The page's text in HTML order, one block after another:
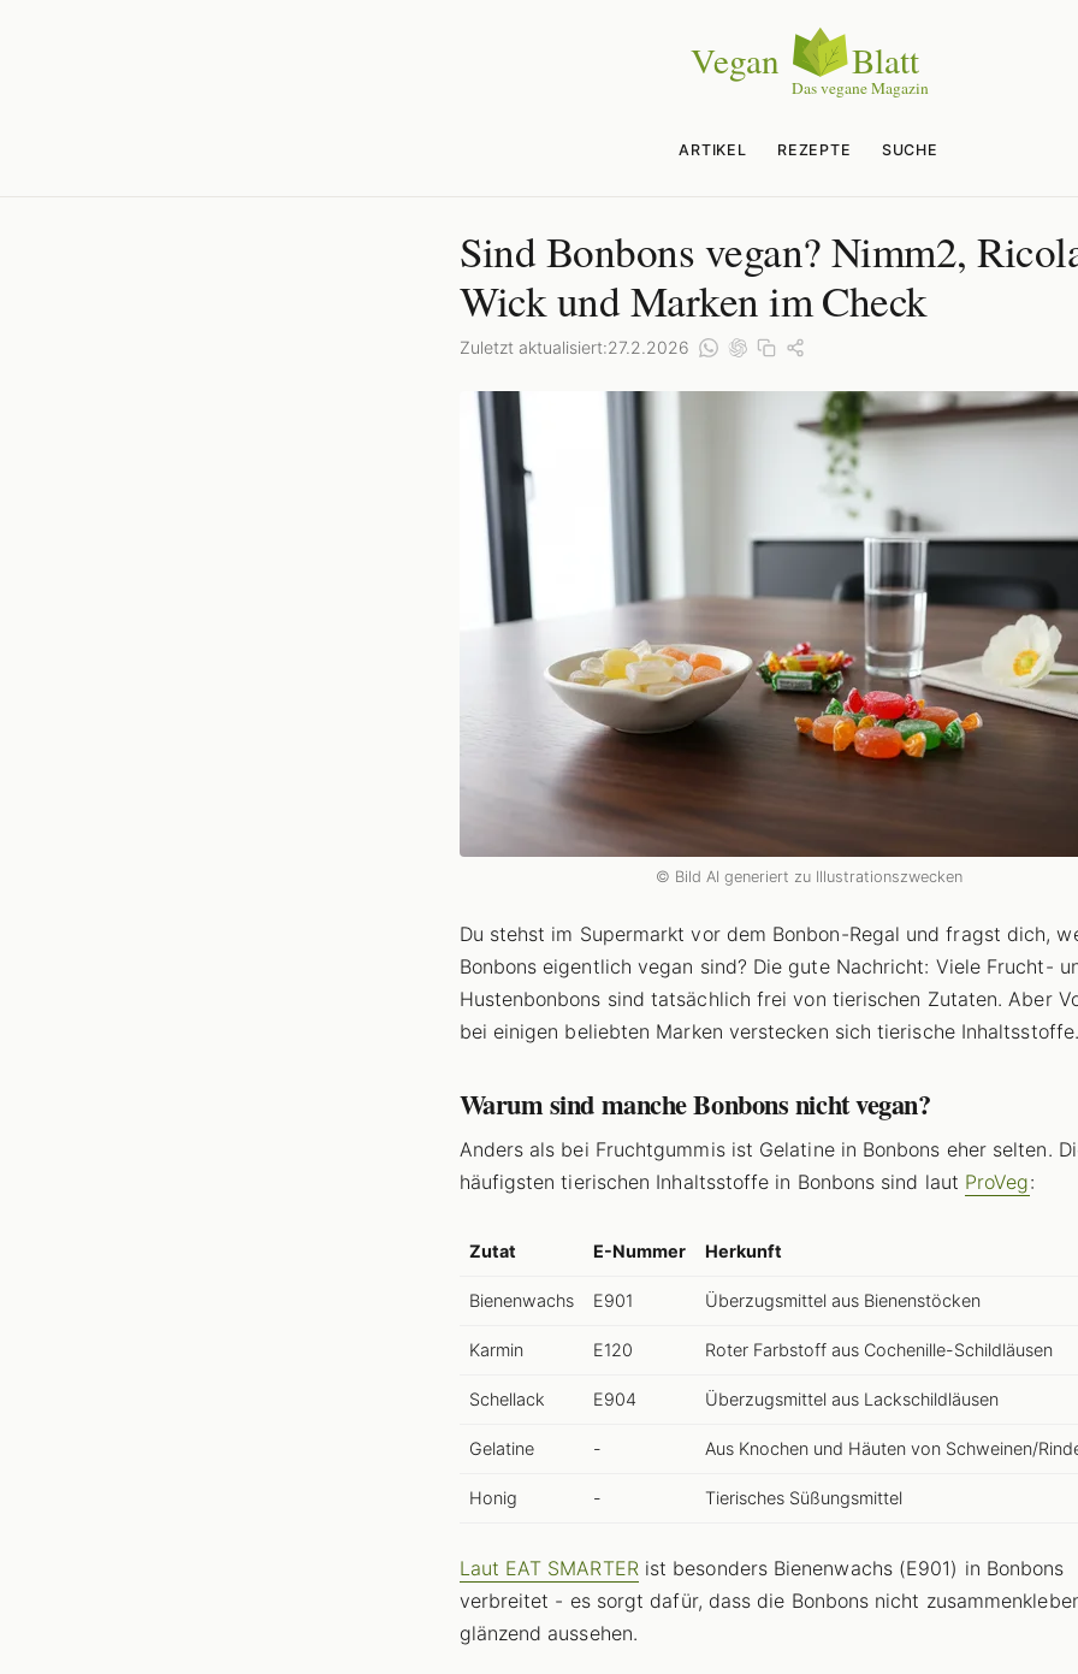
ARTIKEL REZEPTE SUCHE
Sind Bonbons vegan? Nimm2,
Wick und Marken im Check
Zuletzt aktualisiert:27.2.2026
© Bild AI generiert zu Illustrationszwecken
Du stehst im Supermarkt vor dem Bonbon-Regal und fragst dich,
Bonbons eigentlich vegan sind? Die gute Nachricht: Viele Frucht-
Hustenbonbons sind tatsächlich frei von tierischen Zutaten. Aber
bei einigen beliebten Marken verstecken sich tierische
Warum sind manche Bonbons nicht vegan?
Anders als bei Fruchtgummis ist Gelatine in Bonbons eher selten.
häufigsten tierischen Inhaltsstoffe in Bonbons sind laut ProVeg:
Zutat E-Nummer Herkunft
Bienenwachs E901 Überzugsmittel aus Bienenstöcken
Karmin E120 Roter Farbstoff aus Cochenille-Schildläusen
Schellack E904 Überzugsmittel aus Lackschildläusen
Gelatine - Aus Knochen und Häuten von Schweinen/
Honig - Tierisches Süßungsmittel
Laut EAT SMARTER ist besonders Bienenwachs (E901) in Bonbons
verbreitet - es sorgt dafür, dass die Bonbons nicht
glänzend aussehen.